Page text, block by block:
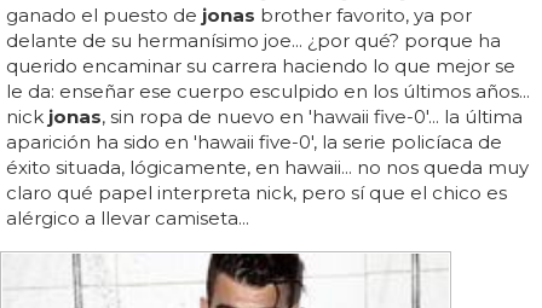
ganado el puesto de jonas brother favorito, ya por
delante de su hermanísimo joe... ¿por qué? porque ha
querido encaminar su carrera haciendo lo que mejor se
le da: enseñar ese cuerpo esculpido en los últimos años...
nick jonas, sin ropa de nuevo en 'hawaii five-0'... la última
aparición ha sido en 'hawaii five-0', la serie policíaca de
éxito situada, lógicamente, en hawaii... no nos queda muy
claro qué papel interpreta nick, pero sí que el chico es
alérgico a llevar camiseta...